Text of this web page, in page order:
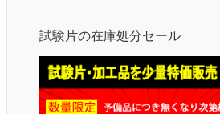
試験片の在庫処分セール